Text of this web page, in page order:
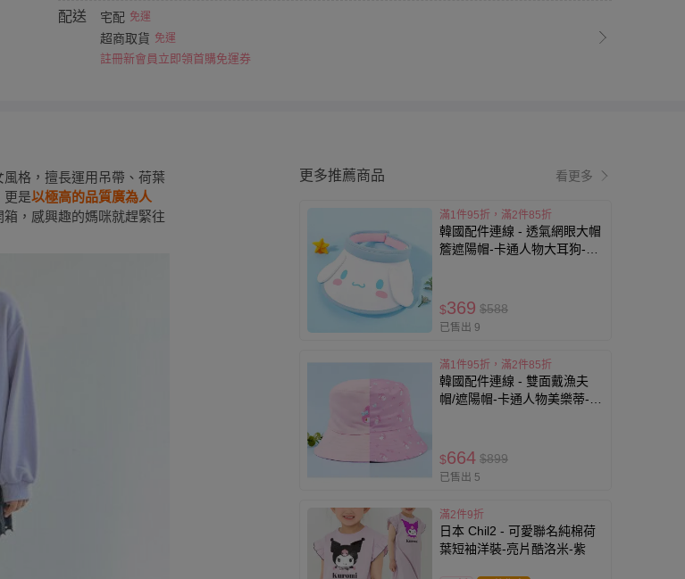
配送 宅配 免運
超商取貨 免運
註冊新會員立即領首購免運券
格，擅長運用吊帶、荷葉
更是以極高的品質廣為人
，感興趣的媽咪就趕緊往
更多推薦商品 看更多
滿1件95折，滿2件85折
韓國配件連線 - 透氣網眼大帽
簷遮陽帽-卡通人物大耳狗-白
$369 $588
已售出 9
滿1件95折，滿2件85折
韓國配件連線 - 雙面戴漁夫
帽/遮陽帽-卡通人物美樂蒂-粉
$664 $899
已售出 5
滿2件9折
日本 Chil2 - 可愛聯名純棉荷
葉短袖洋裝-亮片酷洛米-紫